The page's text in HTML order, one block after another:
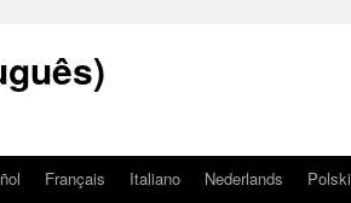
Français Italiano Nederlands Polski